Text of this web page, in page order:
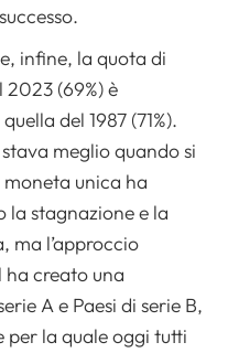
infine, la quota di
(69%) è
del 1987 (71%).
meglio quando si
unica ha
la stagnazione e la
ma l’approccio
ha creato una
A e Paesi di serie B,
la quale oggi tutti